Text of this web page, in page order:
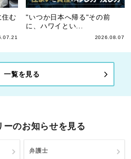
住む
"いつか日本へ帰る"その前
に、ハワイとい...
2026.08.07
一覧を見る
ーのお知らせを見る
弁護士